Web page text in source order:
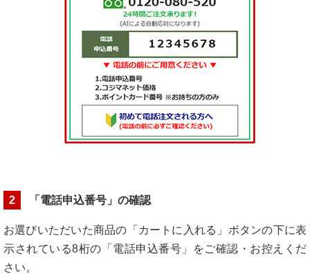
2 「電話申込番号」の確認
お選びいただいた商品の「カートに入れる」ボタンの下に表
示されている8桁の「電話申込番号」をご確認・お控えくだ
さい。